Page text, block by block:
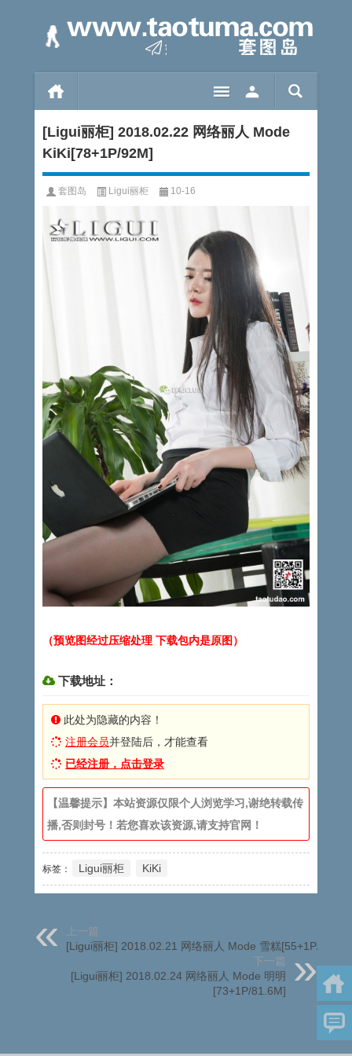
[Ligui丽柜] 2018.02.22 网络丽人 Mode
KiKi[78+1P/92M]
套图岛 Ligui丽柜 10-16
（预览图经过压缩处理 下载包内是原图）
下载地址：
此处为隐藏的内容！
注册会员并登陆后，才能查看
已经注册，点击登录
【温馨提示】本站资源仅限个人浏览学习,谢绝转载传
播,否则封号！若您喜欢该资源,请支持官网！
标签： Ligui丽柜 KiKi
上一篇
[Ligui丽柜] 2018.02.21 网络丽人 Mode 雪糕[55+1P/57M]
下一篇
[Ligui丽柜] 2018.02.24 网络丽人 Mode 明明
[73+1P/81.6M]